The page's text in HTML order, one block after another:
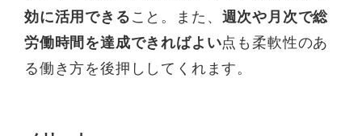
効に活用できる こと。また、 週次や月次で総
労働時間を達成できればよい点も柔軟性のあ
る働き方を後押ししてくれます。